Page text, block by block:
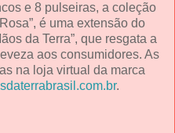
e 8 pulseiras, a coleção
é uma extensão do
da Terra”, que resgata a
aos consumidores. As
na loja virtual da marca
.